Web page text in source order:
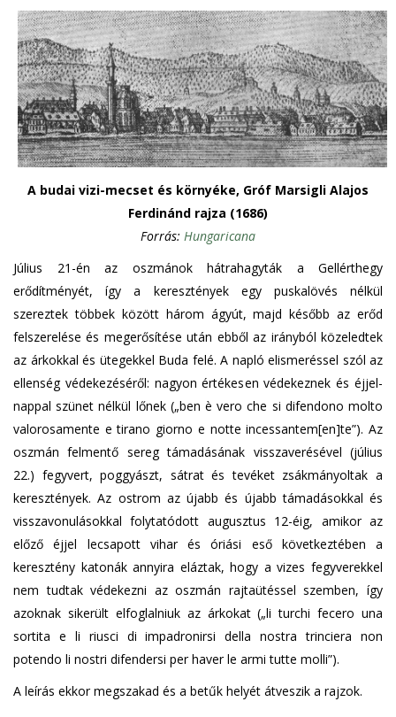
A budai vizi-mecset és környéke, Gróf Marsigli Alajos
Ferdinánd rajza (1686)
Forrás: Hungaricana
Július 21-én az oszmánok hátrahagyták a Gellérthegy
erődítményét, így a keresztények egy puskalövés nélkül
szereztek többek között három ágyút, majd később az erőd
felszerelése és megerősítése után ebből az irányból közeledtek
az árkokkal és ütegekkel Buda felé. A napló elismeréssel szól az
ellenség védekezéséről: nagyon értékesen védekeznek és éjjel-
nappal szünet nélkül lőnek („ben è vero che si difendono molto
valorosamente e tirano giorno e notte incessantem[en]te”). Az
oszmán felmentő sereg támadásának visszaverésével (július
22.) fegyvert, poggyászt, sátrat és tevéket zsákmányoltak a
keresztények. Az ostrom az újabb és újabb támadásokkal és
visszavonulásokkal folytatódott augusztus 12-éig, amikor az
előző éjjel lecsapott vihar és óriási eső következtében a
keresztény katonák annyira eláztak, hogy a vizes fegyverekkel
nem tudtak védekezni az oszmán rajtaütéssel szemben, így
azoknak sikerült elfoglalniuk az árkokat („li turchi fecero una
sortita e li riusci di impadronirsi della nostra trinciera non
potendo li nostri difendersi per haver le armi tutte molli”).
A leírás ekkor megszakad és a betűk helyét átveszik a rajzok.